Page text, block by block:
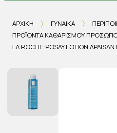
ΑΡΧΙΚΉ ΓΥΝΑΊΚΑ
ΠΡΟΪΌΝΤΑ ΚΑΘΑΡΙΣΜΟΎ
LA ROCHE-POSAY LOTION